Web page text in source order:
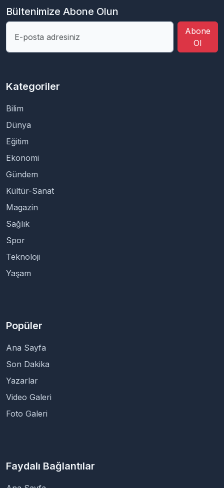
Bültenimize Abone Olun
Abone
Ol
Kategoriler
Bilim
Dünya
Eğitim
Ekonomi
Gündem
Kültür-Sanat
Magazin
Sağlık
Spor
Teknoloji
Yaşam
Popüler
Ana Sayfa
Son Dakika
Yazarlar
Video Galeri
Foto Galeri
Faydalı Bağlantılar